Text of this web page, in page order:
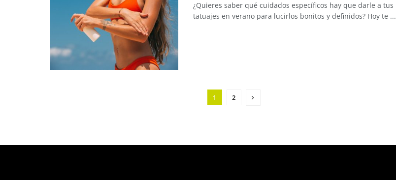
¿Quieres saber qué cuidados específicos hay que darle a tus
tatuajes en verano para lucirlos bonitos y definidos? Hoy te ...
1 2